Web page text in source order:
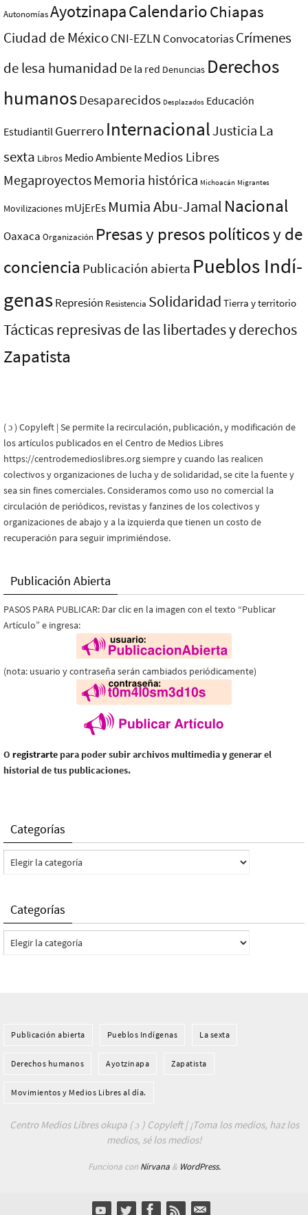
AutonomíasAyotzinapaCalendarioChiapas
Ciudad de MéxicoCNI-EZLN ConvocatoriasCrímenes
de lesa humanidad De la red Denuncias Derechos
humanosDesaparecidos Desplazados Educación
Estudiantil Guerrero InternacionalJusticia La
sexta Libros Medio AmbienteMedios Libres
MegaproyectosMemoria histórica Michoacán Migrantes
Movilizaciones mUjErEs Mumia Abu-Jamal Nacional
Oaxaca Organización Presas y presos polí­ticos y de
conciencia Publicación abierta Pueblos Indí­
genasRepresión Resistencia Solidaridad Tierra y territorio
Tácticas represivas de las libertades y derechos
Zapatista
( ɔ ) Copyleft | Se permite la recirculación, publicación, y modificación de
los artículos publicados en el Centro de Medios Libres
https://centrodemedioslibres.org siempre y cuando las realicen
colectivos y organizaciones de lucha y de solidaridad, se cite la fuente y
sea sin fines comerciales. Consideramos como uso no comercial la
circulación de periódicos, revistas y fanzines de los colectivos y
organizaciones de abajo y a la izquierda que tienen un costo de
recuperación para seguir imprimiéndose.
Publicación Abierta
PASOS PARA PUBLICAR: Dar clic en la imagen con el texto “Publicar
Artículo” e ingresa:
(nota: usuario y contraseña serán cambiados periódicamente)
O registrarte para poder subir archivos multimedia y generar el
historial de tus publicaciones.
Categorías
Categorías
Categorías
Categorías
Publicación abierta Pueblos Indí­genas La sexta
Derechos humanos Ayotzinapa Zapatista
Movimientos y Medios Libres al día.
Centro Medios Libres okupa ( ɔ ) Copyleft | ¡Toma los medios, haz los
medios, sé los medios!
Funciona con Nirvana& WordPress.